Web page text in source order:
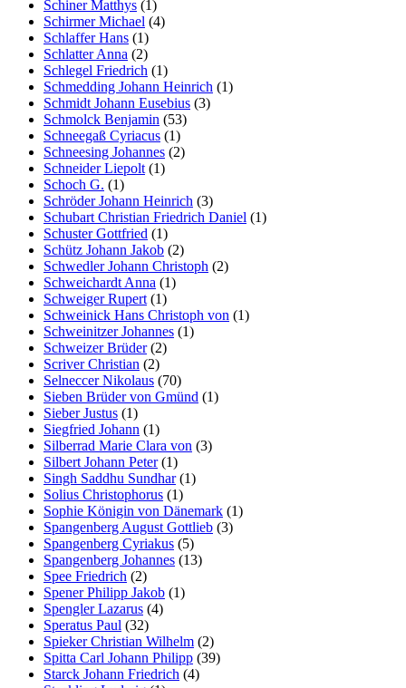
Schiner Matthys (1)
Schirmer Michael (4)
Schlaffer Hans (1)
Schlatter Anna (2)
Schlegel Friedrich (1)
Schmedding Johann Heinrich (1)
Schmidt Johann Eusebius (3)
Schmolck Benjamin (53)
Schneegaß Cyriacus (1)
Schneesing Johannes (2)
Schneider Liepolt (1)
Schoch G. (1)
Schröder Johann Heinrich (3)
Schubart Christian Friedrich Daniel (1)
Schuster Gottfried (1)
Schütz Johann Jakob (2)
Schwedler Johann Christoph (2)
Schweichardt Anna (1)
Schweiger Rupert (1)
Schweinick Hans Christoph von (1)
Schweinitzer Johannes (1)
Schweizer Brüder(2)
Scriver Christian (2)
Selneccer Nikolaus (70)
Sieben Brüder von Gmünd (1)
Sieber Justus (1)
Siegfried Johann (1)
Silberrad Marie Clara von (3)
Silbert Johann Peter(1)
Singh Saddhu Sundhar(1)
Solius Christophorus (1)
Sophie Königin von Dänemark (1)
Spangenberg August Gottlieb (3)
Spangenberg Cyriakus (5)
Spangenberg Johannes (13)
Spee Friedrich (2)
Spener Philipp Jakob (1)
Spengler Lazarus (4)
Speratus Paul (32)
Spieker Christian Wilhelm (2)
Spitta Carl Johann Philipp (39)
Starck Johann Friedrich (4)